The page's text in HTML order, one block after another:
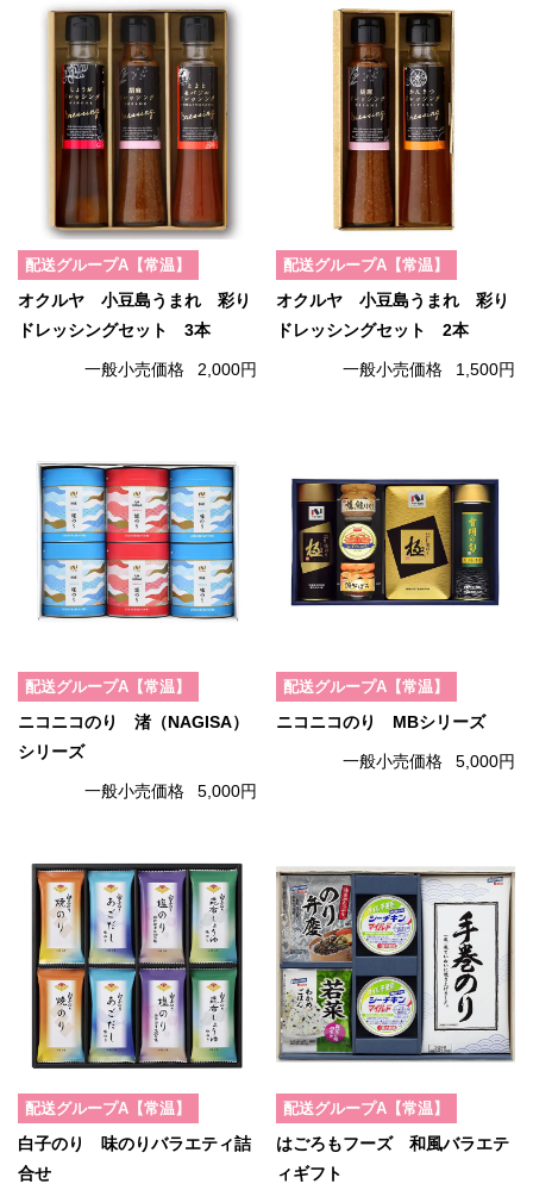
配送グループA【常温】
オクルヤ 小豆島うまれ 彩り
ドレッシングセット 3本
一般小売価格 2,000円
配送グループA【常温】
オクルヤ 小豆島うまれ 彩り
ドレッシングセット 2本
一般小売価格 1,500円
配送グループA【常温】
ニコニコのり 渚（NAGISA）
シリーズ
一般小売価格 5,000円
配送グループA【常温】
ニコニコのり MBシリーズ
一般小売価格 5,000円
配送グループA【常温】
白子のり 味のりバラエティ詰
合せ
配送グループA【常温】
はごろもフーズ 和風バラエテ
ィギフト